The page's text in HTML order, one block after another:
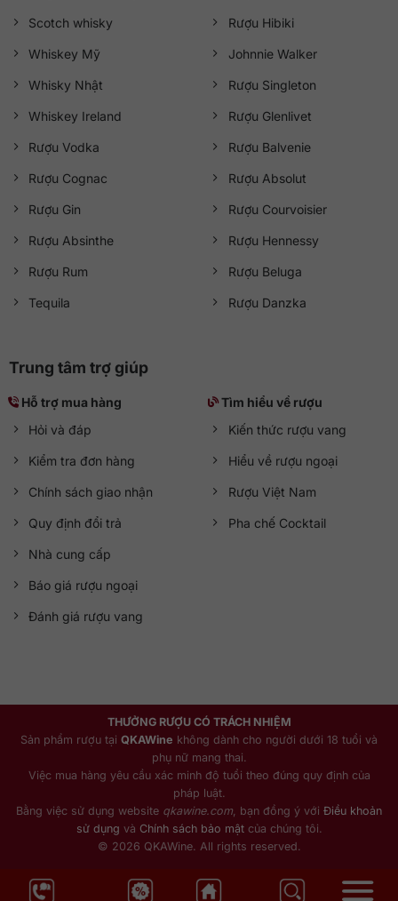
Scotch whisky
Whiskey Mỹ
Whisky Nhật
Whiskey Ireland
Rượu Vodka
Rượu Cognac
Rượu Gin
Rượu Absinthe
Rượu Rum
Tequila
Rượu Hibiki
Johnnie Walker
Rượu Singleton
Rượu Glenlivet
Rượu Balvenie
Rượu Absolut
Rượu Courvoisier
Rượu Hennessy
Rượu Beluga
Rượu Danzka
Trung tâm trợ giúp
Hỗ trợ mua hàng
Hỏi và đáp
Kiểm tra đơn hàng
Chính sách giao nhận
Quy định đổi trả
Nhà cung cấp
Báo giá rượu ngoại
Đánh giá rượu vang
Tìm hiểu về rượu
Kiến thức rượu vang
Hiểu về rượu ngoại
Rượu Việt Nam
Pha chế Cocktail
THƯỞNG RƯỢU CÓ TRÁCH NHIỆM
Sản phẩm rượu tại QKAWine không dành cho người dưới 18 tuổi và
phụ nữ mang thai.
Việc mua hàng yêu cầu xác minh độ tuổi theo đúng quy định của
pháp luật.
Bằng việc sử dụng website qkawine.com , bạn đồng ý với Điều khoản
sử dụng và Chính sách bảo mậtcủa chúng tôi.
© 2026 QKAWine. All rights reserved.